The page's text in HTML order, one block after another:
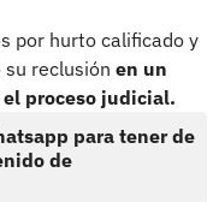
por hurto calificado y
su reclusión en un
proceso judicial.
para tener de
de